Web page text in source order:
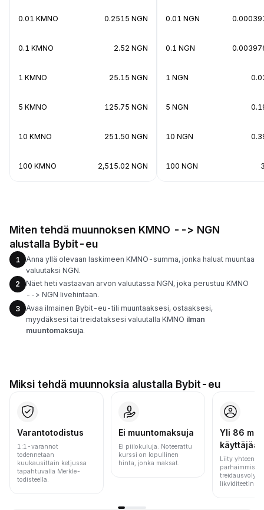
0.01 KMNO 0.2515 NGN
0.1 KMNO 2.52 NGN
1 KMNO 25.15 NGN
5 KMNO 125.75 NGN
10 KMNO 251.50 NGN
100 KMNO 2,515.02 NGN
0.01 NGN
0.1 NGN
1 NGN
5 NGN
10 NGN
100 NGN
Miten tehdä muunnoksen KMNO --> NGN
alustalla Bybit-eu
1
Anna yllä olevaan laskimeen KMNO-summa, jonka haluat muuntaa
valuutaksi NGN.
2
Näet heti vastaavan arvon valuutassa NGN, joka perustuu KMNO
--> NGN livehintaan.
3
Avaa ilmainen Bybit-eu-tili muuntaaksesi, ostaaksesi,
myydäksesi tai treidataksesi valuutalla KMNO ilman
muuntomaksuja.
Miksi tehdä muunnoksia alustalla Bybit-eu
Varantotodistus
1:1-varannot
todennetaan
kuukausittain ketjussa
tapahtuvalla Merkle-
todisteella.
Ei muuntomaksuja
Ei piilokuluja. Noteerattu
kurssi on lopullinen
hinta, jonka maksat.
Yli 86 milj.
käyttäjää
Liity yhteen
parhaimmista
likviditeetin